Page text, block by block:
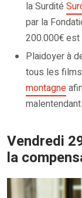
la Surdité
par la
200.000€ est
Plaidoyer à
tous les
montagne
Vendredi
la